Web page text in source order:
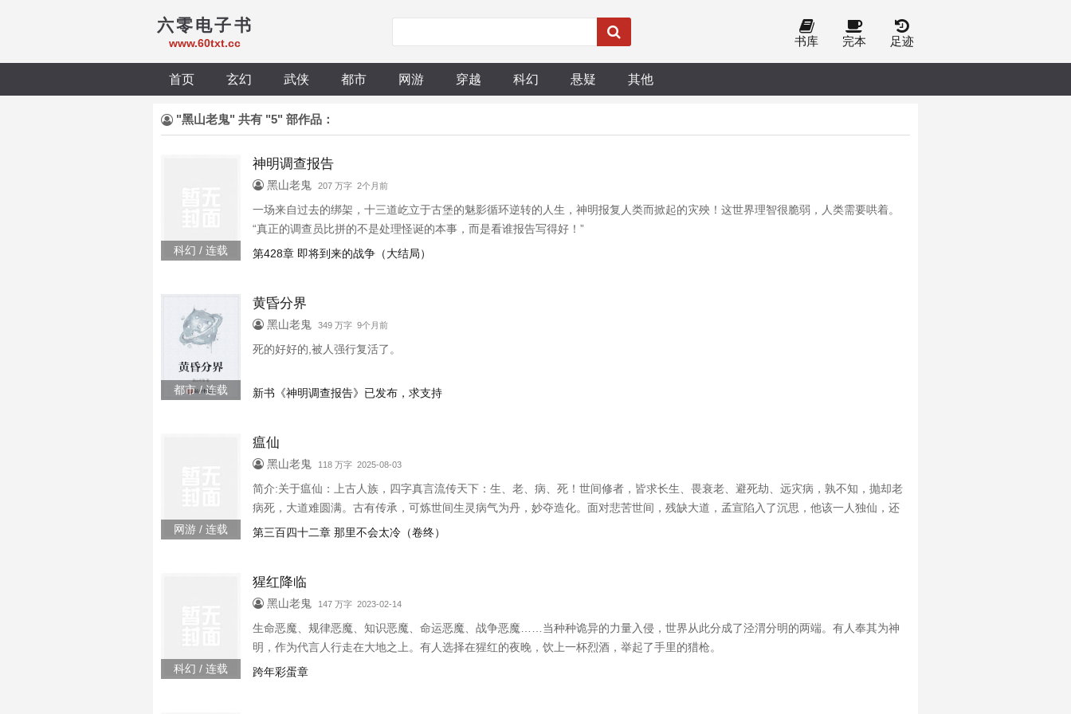
六零电子书
www.60txt.cc 书库 完本 足迹
首页 玄幻 武侠 都市 网游 穿越 科幻 悬疑 其他
"黑山老鬼" 共有 "5" 部作品：
科幻 / 连载
神明调查报告
黑山老鬼 207 万字 2个月前
一场来自过去的绑架，十三道屹立于古堡的魅影循环逆转的人生，神明报复人类而掀起的灾殃！这世界理智很脆弱，人类需要哄着。
“真正的调查员比拼的不是处理怪诞的本事，而是看谁报告写得好！”
第428章 即将到来的战争（大结局）
都市 / 连载
黄昏分界
黑山老鬼 349 万字 9个月前
死的好好的,被人强行复活了。
新书《神明调查报告》已发布，求支持
网游 / 连载
瘟仙
黑山老鬼 118 万字 2025-08-03
简介:关于瘟仙：上古人族，四字真言流传天下：生、老、病、死！世间修者，皆求长生、畏衰老、避死劫、远灾病，孰不知，抛却老
病死，大道难圆满。古有传承，可炼世间生灵病气为丹，妙夺造化。面对悲苦世间，残缺大道，孟宣陷入了沉思，他该一人独仙，还
是点化众生？
第三百四十二章 那里不会太冷（卷终）
科幻 / 连载
猩红降临
黑山老鬼 147 万字 2023-02-14
生命恶魔、规律恶魔、知识恶魔、命运恶魔、战争恶魔……当种种诡异的力量入侵，世界从此分成了泾渭分明的两端。有人奉其为神
明，作为代言人行走在大地之上。有人选择在猩红的夜晚，饮上一杯烈酒，举起了手里的猎枪。
跨年彩蛋章